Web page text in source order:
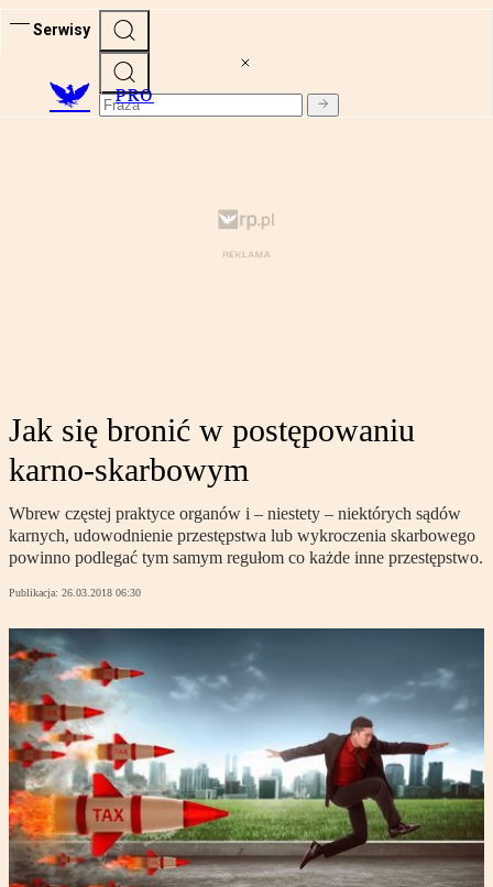
Serwisy
PRO
Jak się bronić w postępowaniu
karno-skarbowym
Wbrew częstej praktyce organów i – niestety – niektórych sądów
karnych, udowodnienie przestępstwa lub wykroczenia skarbowego
powinno podlegać tym samym regułom co każde inne przestępstwo.
Publikacja: 26.03.2018 06:30